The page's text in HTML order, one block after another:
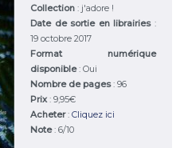
Collection : j'adore !
Date de sortie en librairies :
19 octobre 2017
Format numérique
disponible: Oui
Nombre de pages: 96
Prix: 9,95€
Acheter: Cliquez ici
Note: 6/10